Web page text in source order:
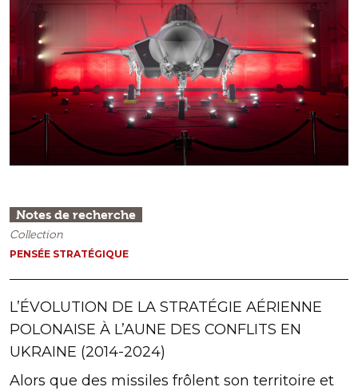
Notes de recherche
Collection
PENSÉE STRATÉGIQUE
L’ÉVOLUTION DE LA STRATÉGIE AÉRIENNE
POLONAISE À L’AUNE DES CONFLITS EN
UKRAINE (2014-2024)
Alors que des missiles frôlent son territoire et